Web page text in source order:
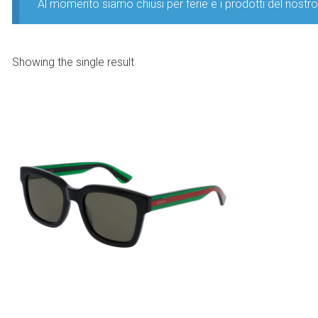
Al momento siamo chiusi per ferie e i prodotti del
Showing the single result